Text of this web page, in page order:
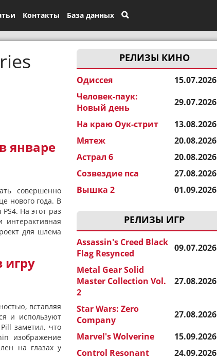
Контакты База данных
РЕЛИЗЫ КИНО
Одиссея
15.07.2026
Человек-паук:
Новый день
29.07.2026
На краю Оук-стрит
13.08.2026
Мятеж
20.08.2026
Астрал 6
20.08.2026
Созвездие пса
27.08.2026
Вышка 2
01.09.2026
РЕЛИЗЫ ИГР
Assassin's Creed Black
Flag Resynced
09.07.2026
Metal Gear Solid
Master Collection Vol.
2
27.08.2026
Star Wars: Zero
Company
27.08.2026
Marvel's Wolverine
15.09.2026
Control Resonant
24.09.2026
январе
совершенно
нового года. В
На этот раз
интерактивная
для шлема
игру
вставляя
и используют
заметил, что
изображение
на глазах у